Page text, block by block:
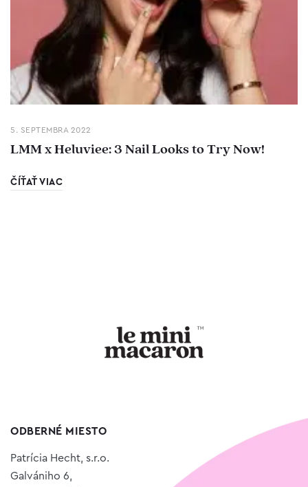
5. SEPTEMBRA 2022
LMM x Heluviee: 3 Nail Looks to Try Now!
ČÍŤAŤ VIAC
ODBERNÉ MIESTO
Patrícia Hecht, s.r.o.
Galvániho 6,